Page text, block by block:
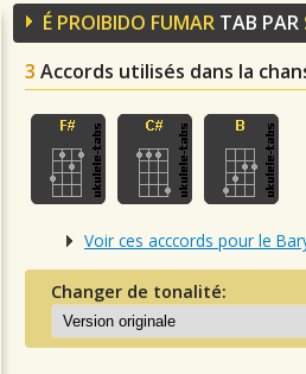
É PROIBIDO FUMAR TAB PAR
3 Accords utilisés dans la
Voir ces acccords pour le
Changer de tonalité: